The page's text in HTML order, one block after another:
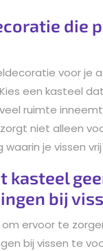
die
voor je
een kasteel
ruimte
niet alleen
je vissen
kasteel
bij
ervoor te
bij vissen te